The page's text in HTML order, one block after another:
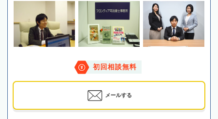
初回相談無料
メールする